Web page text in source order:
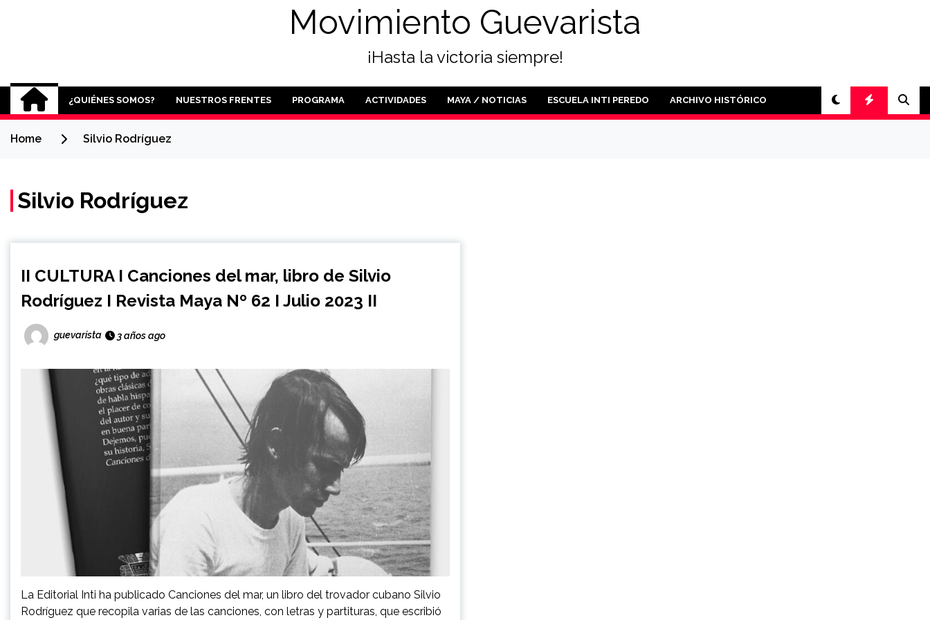
Movimiento Guevarista
¡Hasta la victoria siempre!
¿QUIÉNES SOMOS? NUESTROS FRENTES PROGRAMA ACTIVIDADES MAYA / NOTICIAS ESCUELA INTI PEREDO ARCHIVO HISTÓRICO
Home Silvio Rodríguez
Silvio Rodríguez
II CULTURA I Canciones del mar, libro de Silvio
Rodríguez I Revista Maya Nº 62 I Julio 2023 II
guevarista 3 años ago
La Editorial Inti ha publicado Canciones del mar, un libro del trovador cubano Silvio
Rodríguez que recopila varias de las canciones, con letras y partituras, que escribió